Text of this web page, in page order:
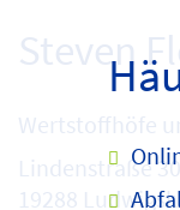
Steven
Wertstoffhöfe
Lindenstraße 30
19288